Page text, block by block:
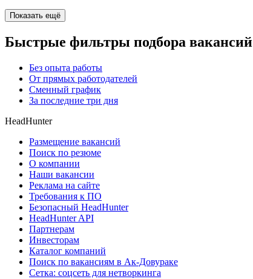
Показать ещё
Быстрые фильтры подбора вакансий
Без опыта работы
От прямых работодателей
Сменный график
За последние три дня
HeadHunter
Размещение вакансий
Поиск по резюме
О компании
Наши вакансии
Реклама на сайте
Требования к ПО
Безопасный HeadHunter
HeadHunter API
Партнерам
Инвесторам
Каталог компаний
Поиск по вакансиям в Ак-Довураке
Сетка: соцсеть для нетворкинга